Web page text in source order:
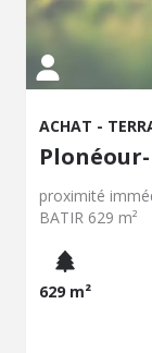
ACHAT -
proximité
BATIR 629 m²
629 m²